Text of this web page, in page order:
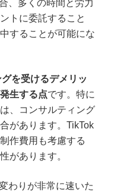
、多くの時間と労力
トに委託すること
することが可能にな
を受けるデメリッ
生する点です。特に
、コンサルティング
があります。TikTok
作費用も考慮する
があります。
わりが非常に速いた